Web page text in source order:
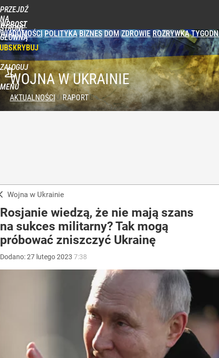
PRZEJDŹ
NA
STRONĘ
GŁÓWNĄ
WPROST
WIADOMOŚCI POLITYKA BIZNES DOM ZDROWIE ROZRYWKA
ZALOGUJ
MENUWOJNA W UKRAINIE
AKTUALNOŚCI RAPORT
Wojna w Ukrainie
Rosjanie wiedzą, że nie mają szans
na sukces militarny? Tak mogą
próbować zniszczyć Ukrainę
Dodano:27 lutego2023 7:38